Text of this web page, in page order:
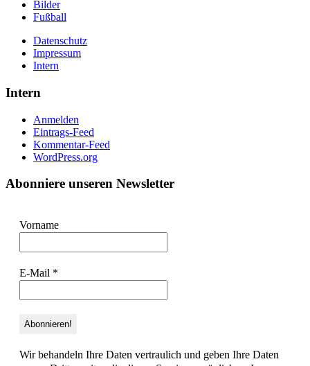
Bilder
Fußball
Datenschutz
Impressum
Intern
Intern
Anmelden
Eintrags-Feed
Kommentar-Feed
WordPress.org
Abonniere unseren Newsletter
Vorname
E-Mail *
Wir behandeln Ihre Daten vertraulich und geben Ihre Daten